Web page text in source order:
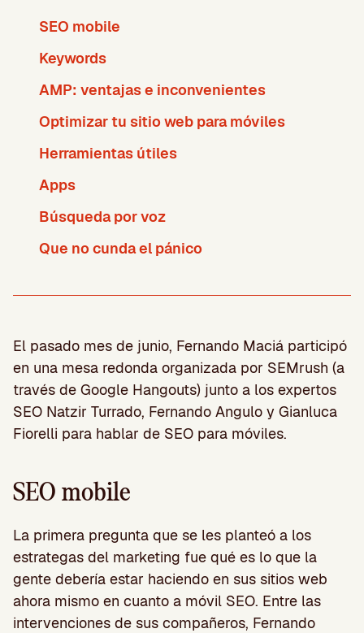
SEO mobile
Keywords
AMP: ventajas e inconvenientes
Optimizar tu sitio web para móviles
Herramientas útiles
Apps
Búsqueda por voz
Que no cunda el pánico
El pasado mes de junio, Fernando Maciá participó
en una mesa redonda organizada por SEMrush (a
través de Google Hangouts) junto a los expertos
SEO Natzir Turrado, Fernando Angulo y Gianluca
Fiorelli para hablar de SEO para móviles.
SEO mobile
La primera pregunta que se les planteó a los
estrategas del marketing fue qué es lo que la
gente debería estar haciendo en sus sitios web
ahora mismo en cuanto a móvil SEO. Entre las
intervenciones de sus compañeros, Fernando